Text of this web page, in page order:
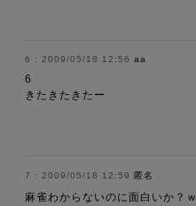
2009/05/18 12:56 aa
6
きたきたきたー
2009/05/18 12:59 匿名
麻雀わからないのに面白いか？ｗ